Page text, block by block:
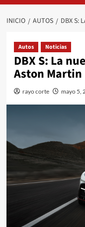
INICIO AUTOS DBX S:
Autos Noticias
DBX S: La
Aston Martin
rayo corte mayo 5,